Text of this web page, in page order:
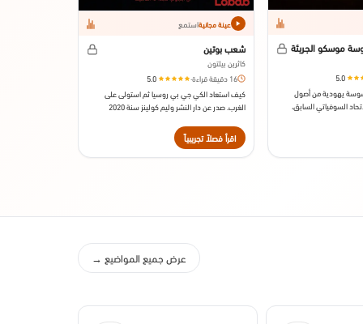
موسكو الجريئة
5.0
يهودية من أصول
السوفياتي السابق،
عينة مجانيةاستمع
شعب بوتين
كاثرين بيلتون
16 دقيقة قراءة
·
5.0
كيف استعاد الكي جي بي روسيا ثم استولى على
الغرب. صدر عن دار النشر وليم كولينز سنة 2020
اقرأ فصلاً تجريبياً
عرض جميع المواضيع →